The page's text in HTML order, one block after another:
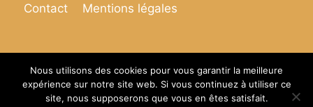
Contact Mentions légales
© 2026 Espace de vie
Nous utilisons des cookies pour vous garantir la meilleure
expérience sur notre site web. Si vous continuez à utiliser ce
site, nous supposerons que vous en êtes satisfait.